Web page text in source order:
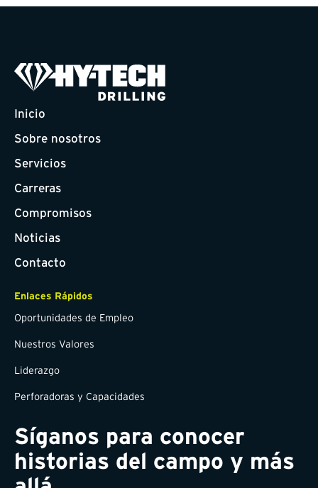
Inicio
Sobre nosotros
Servicios
Carreras
Compromisos
Noticias
Contacto
Enlaces Rápidos
Oportunidades de Empleo
Nuestros Valores
Liderazgo
Perforadoras y Capacidades
Síganos para conocer
historias del campo y más